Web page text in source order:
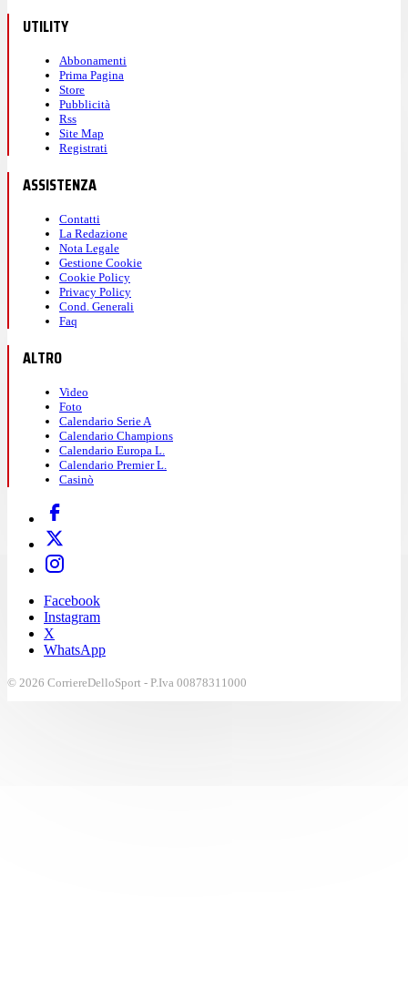
UTILITY
Abbonamenti
Prima Pagina
Store
Pubblicità
Rss
Site Map
Registrati
ASSISTENZA
Contatti
La Redazione
Nota Legale
Gestione Cookie
Cookie Policy
Privacy Policy
Cond. Generali
Faq
ALTRO
Video
Foto
Calendario Serie A
Calendario Champions
Calendario Europa L.
Calendario Premier L.
Casinò
Facebook
Instagram
X
WhatsApp
© 2026 CorriereDelloSport - P.Iva 00878311000